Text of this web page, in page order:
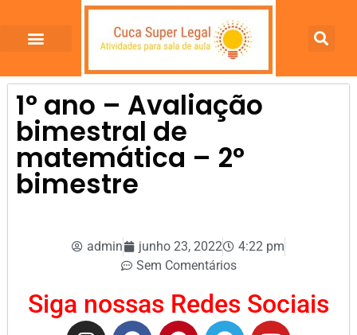
1° ano – Avaliação
bimestral de
matemática – 2°
bimestre
admin junho 23, 2022
4:22 pm
Sem Comentários
Siga nossas Redes Sociais